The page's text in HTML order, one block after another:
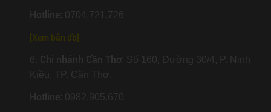
Hotline: 0704.721.726
Xem bản đồ
6. Chi nhánh Cần Thơ: Số 160, Đường 30/4, P. Ninh
Kiều, TP. Cần Thơ.
Hotline: 0982.905.670